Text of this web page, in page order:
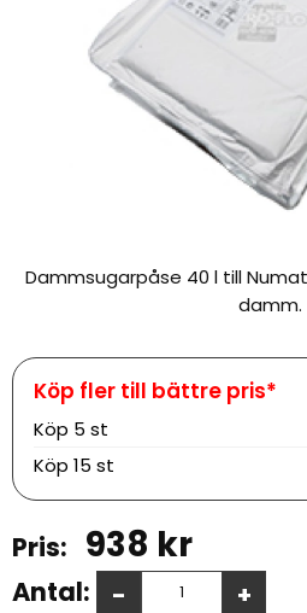
Dammsugarpåse 40 l till
damm.
Köp 5 st
Köp 15 st
938 kr
Antal: +
-